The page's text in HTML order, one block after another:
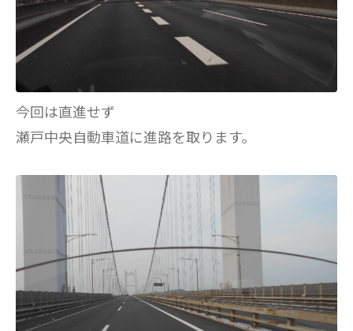
今回は直進せず
瀬戸中央自動車道に進路を取ります。